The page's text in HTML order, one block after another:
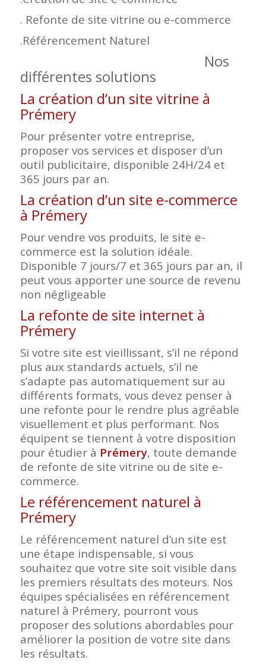
. Refonte de site vitrine ou e-commerce
.Référencement Naturel
Nos
différentes solutions
La création d’un site vitrine à
Prémery
Pour présenter votre entreprise,
proposer vos services et disposer d’un
outil publicitaire, disponible 24H/24 et
365 jours par an.
La création d’un site e-commerce
à Prémery
Pour vendre vos produits, le site e-
commerce est la solution idéale.
Disponible 7 jours/7 et 365 jours par an, il
peut vous apporter une source de revenu
non négligeable
La refonte de site internet à
Prémery
Si votre site est vieillissant, s’il ne répond
plus aux standards actuels, s’il ne
s’adapte pas automatiquement sur au
différents formats, vous devez penser à
une refonte pour le rendre plus agréable
visuellement et plus performant. Nos
équipent se tiennent à votre disposition
pour étudier à Prémery, toute demande
de refonte de site vitrine ou de site e-
commerce.
Le référencement naturel à
Prémery
Le référencement naturel d’un site est
une étape indispensable, si vous
souhaitez que votre site soit visible dans
les premiers résultats des moteurs. Nos
équipes spécialisées en référencement
naturel à Prémery, pourront vous
proposer des solutions abordables pour
améliorer la position de votre site dans
les résultats.